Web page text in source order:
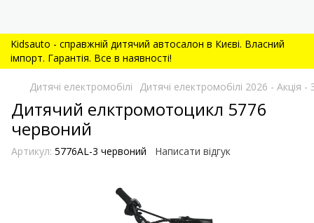
Kidsauto - справжній дитячий автосалон в Києві. Власний
імпорт. Гарантія. Все в наявності!
Дитячі електромобілі Дитячі електромобілі 2026 -
Дитячий елктромотоцикл 5776
червоний
Артикул: 5776AL-3 червоний Написати відгук